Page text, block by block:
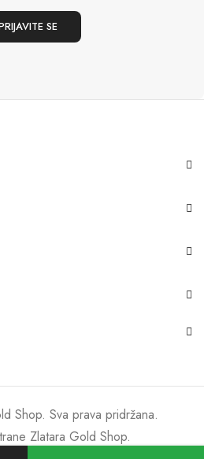
Shop. Sva prava pridržana.
Zlatara Gold Shop.